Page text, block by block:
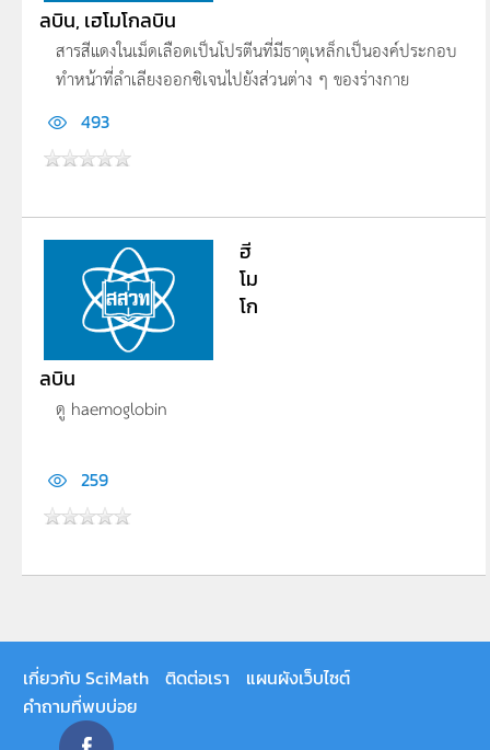
ลบิน, เฮโมโกลบิน
สารสีแดงในเม็ดเลือดเป็นโปรตีนที่มีธาตุเหล็กเป็นองค์ประกอบ
ทำหน้าที่ลำเลียงออกซิเจนไปยังส่วนต่าง ๆ ของร่างกาย
493
ฮี
โม
โก
ลบิน
ดู haemoglobin
259
เกี่ยวกับ SciMath ติดต่อเรา
แผนผังเว็บไซต์
คำถามที่พบบ่อย